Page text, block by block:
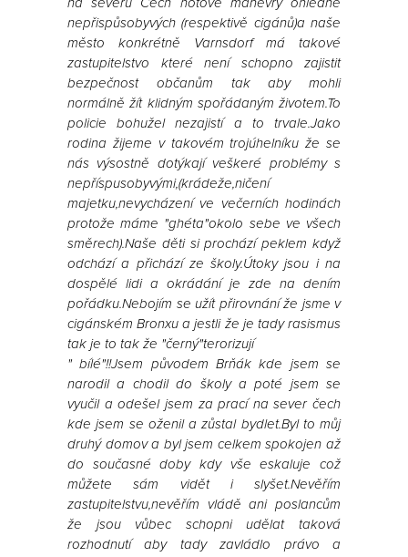
nepřispůsobyvých (respektivě cigánů)a naše
město konkrétně Varnsdorf má takové
zastupitelstvo které není schopno zajistit
bezpečnost občanům tak aby mohli
normálně žít klidným spořádaným životem.To
policie bohužel nezajistí a to trvale.Jako
rodina žijeme v takovém trojúhelníku že se
nás výsostně dotýkají veškeré problémy s
nepříspusobyvými,(krádeže,ničení
majetku,nevycházení ve večerních hodinách
protože máme "ghéta"okolo sebe ve všech
směrech).Naše děti si prochází peklem když
odchází a přichází ze školy.Útoky jsou i na
dospělé lidi a okrádání je zde na dením
pořádku.Nebojím se užít přirovnání že jsme v
cigánském Bronxu a jestli že je tady rasismus
tak je to tak že "černý"terorizují
" bílé"!!Jsem původem Brňák kde jsem se
narodil a chodil do školy a poté jsem se
vyučil a odešel jsem za prací na sever čech
kde jsem se oženil a zůstal bydlet.Byl to můj
druhý domov a byl jsem celkem spokojen až
do současné doby kdy vše eskaluje což
můžete sám vidět i slyšet.Nevěřím
zastupitelstvu,nevěřím vládě ani poslancům
že jsou vůbec schopni udělat taková
rozhodnutí aby tady zavládlo právo a